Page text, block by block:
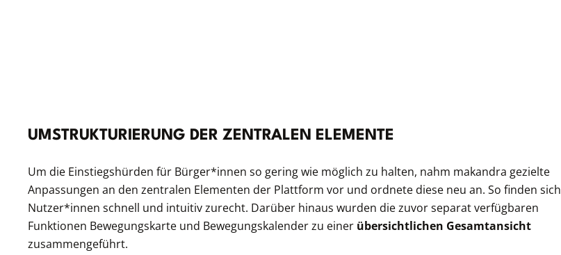
UMSTRUKTURIERUNG DER ZENTRALEN ELEMENTE
Um die Einstiegshürden für Bürger*innen so gering wie möglich zu halten, nahm makandra gezielte
Anpassungen an den zentralen Elementen der Plattform vor und ordnete diese neu an. So finden sich
Nutzer*innen schnell und intuitiv zurecht. Darüber hinaus wurden die zuvor separat verfügbaren
Funktionen Bewegungskarte und Bewegungskalender zu einer übersichtlichen Gesamtansicht
zusammengeführt.